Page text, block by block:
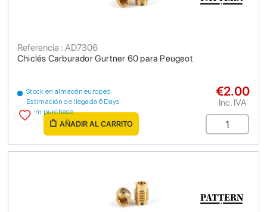
Chiclés Carburador Gurtner 60 para Peugeot
Referencia : AD7306
Stock en almacén europeo
Estimación de llegada 6 Days
from purchase
€2.00
Inc. IVA
AÑADIR AL CARRITO